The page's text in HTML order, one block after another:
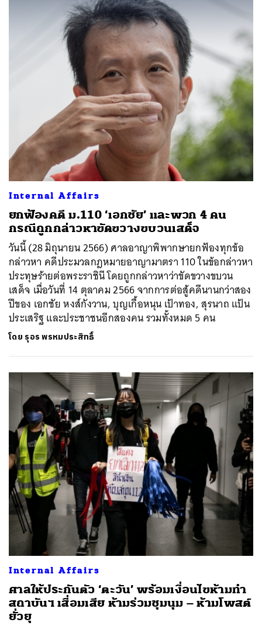
Internal Affairs
ยกฟ้องคดี ม.110 ‘เอกชัย’ และพวก 4 คน
กรณีถูกกล่าวหาขัดขวางขบวนเสด็จ
วันนี้ (28 มิถุนายน 2566) ศาลอาญาพิพากษายกฟ้องทุกข้อ
กล่าวหา คดีประมวลกฎหมายอาญามาตรา 110 ในข้อกล่าวหา
ประทุษร้ายต่อพระราชินี โดยถูกกล่าวหาว่าขัดขวางขบวน
เสด็จ เมื่อวันที่ 14 ตุลาคม 2566 จากการต่อสู้คดีนานกว่าสอง
ปีของ เอกชัย หงส์กังวาน, บุญเกื้อหนุน เป้าทอง, สุรนาถ แป้น
ประเสริฐ และประชาชนอีกสองคน รวมทั้งหมด 5 คน
โดย รุอร พรหมประสิทธิ์
Internal Affairs
ศาลให้ประกันตัว ‘ตะวัน’ พร้อมเงื่อนไขห้ามทำ
สถาบันฯ เสื่อมเสีย ห้ามร่วมชุมนุม – ห้ามโพสต์
ยั่วยุ
ค้นหา
SHARE TWEET LINE EMAIL